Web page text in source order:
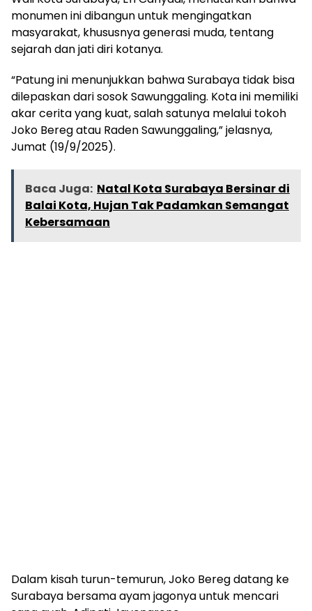
monumen ini dibangun untuk mengingatkan
masyarakat, khususnya generasi muda, tentang
sejarah dan jati diri kotanya.
“Patung ini menunjukkan bahwa Surabaya tidak bisa
dilepaskan dari sosok Sawunggaling. Kota ini memiliki
akar cerita yang kuat, salah satunya melalui tokoh
Joko Bereg atau Raden Sawunggaling,” jelasnya,
Jumat (19/9/2025).
Baca Juga: Natal Kota Surabaya Bersinar di
Balai Kota, Hujan Tak Padamkan Semangat
Kebersamaan
Dalam kisah turun-temurun, Joko Bereg datang ke
Surabaya bersama ayam jagonya untuk mencari